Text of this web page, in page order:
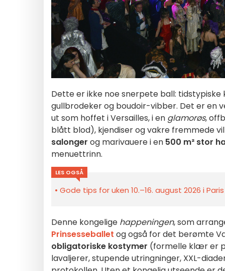
Dette er ikke noe snerpete ball:
gullbrodeker og boudoir-vibber. Det er en
ut som hoffet i Versailles, i en glamorøs,
blått blod), kjendiser og vakre fremmede
salonger og marivauere i en 500 m² stor
menuettrinn.
LES OGSÅ
Gode tips for uken 10.–16. august 2026 i
Denne kongelige happeningen, som
Prinsesseballet og også for det berømte
obligatoriske kostymer (formelle klær er
lavaljerer, stupende utringninger, XXL-